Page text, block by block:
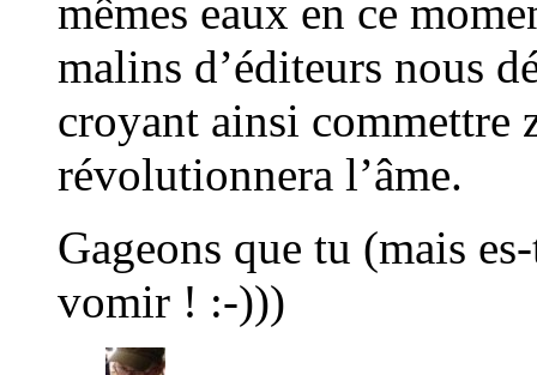
mêmes eaux en ce
malins d’éditeurs nous
croyant ainsi commettre
révolutionnera l’âme.
Gageons que tu (mais
vomir ! :-)))